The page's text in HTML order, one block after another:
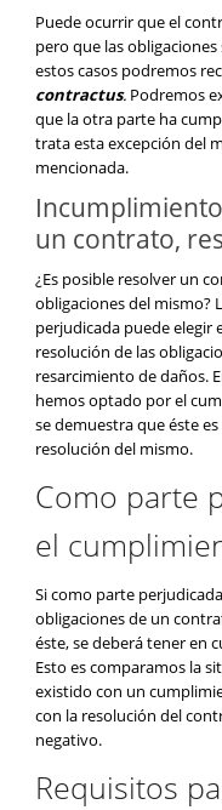
Puede ocurrir que el
pero que las
estos casos podremos
contractus. Podremos
que la otra parte ha
trata esta excepción del
mencionada.
un contrato,
¿Es posible resolver un
obligaciones del mismo?
perjudicada puede
resolución de las
resarcimiento de daños.
hemos optado por el
se demuestra que éste
resolución del mismo.
Como parte
el
Si como parte
obligaciones de un
éste, se deberá tener en
Esto es comparamos la
existido con un
con la resolución del
negativo.
Requisitos